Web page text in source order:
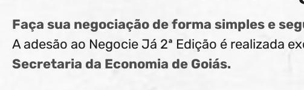
Faça sua negociação de forma simples e
A adesão ao Negocie Já 2ª Edição é realizada
Secretaria da Economia de Goiás.